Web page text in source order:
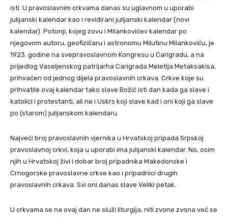
isti. U pravoslavnim crkvama danas su uglavnom u uporabi
julijanski kalendar kao i revidirani julijanski kalendar (novi
kalendar). Potonji, kojeg zovu i Milankovićev kalendar po
njegovom autoru, geofizičaru i astronomu Milutinu Milankoviću, je
1923. godine na svepravoslavnom Kongresu u Carigradu, a na
prijedlog Vaseljenskog patrijarha Carigrada Meletija Metaksakisa,
prihvaćen od jednog dijela pravoslavnih crkava. Crkve koje su
prihvatile ovaj kalendar tako slave Božić isti dan kada ga slave i
katolici i protestanti, ali ne i Uskrs koji slave kad i oni koji ga slave
po (starom) julijanskom kalendaru.
Najveći broj pravoslavnih vjernika u Hrvatskoj pripada Srpskoj
pravoslavnoj crkvi, koja u uporabi ima julijanski kalendar. No, osim
njih u Hrvatskoj živi i dobar broj pripadnika Makedonske i
Crnogorske pravoslavne crkve kao i pripadnici drugih
pravoslavnih crkava. Svi oni danas slave Veliki petak.
U crkvama se na ovaj dan ne služi liturgija, niti zvone zvona već se